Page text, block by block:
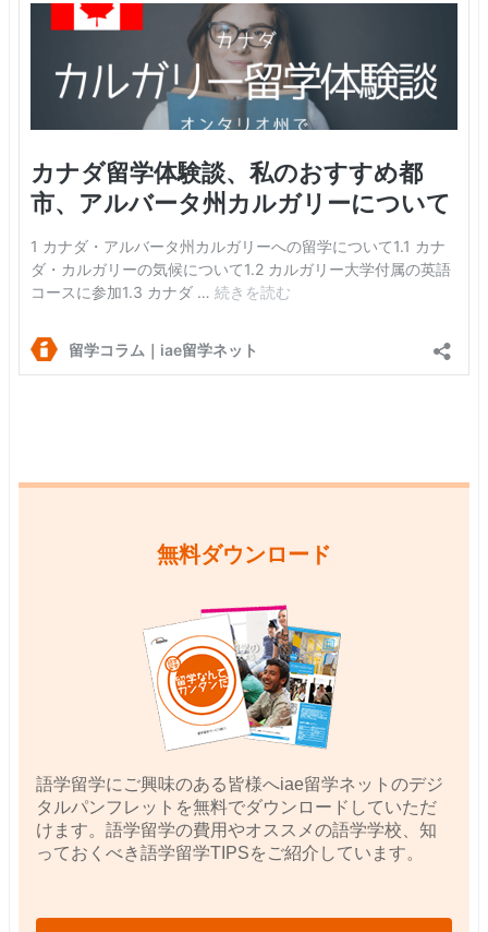
無料ダウンロード
語学留学にご興味のある皆様へiae留学ネットのデジ
タルパンフレットを無料でダウンロードしていただ
けます。語学留学の費用やオススメの語学学校、知
っておくべき語学留学TIPSをご紹介しています。